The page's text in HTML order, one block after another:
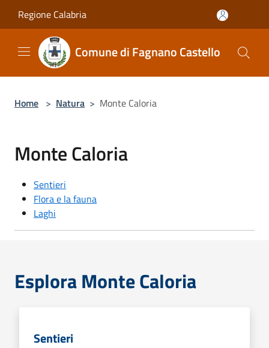
Regione Calabria
Comune di Fagnano Castello
Home > Natura > Monte Caloria
Monte Caloria
Sentieri
Flora e la fauna
Laghi
Esplora Monte Caloria
Sentieri